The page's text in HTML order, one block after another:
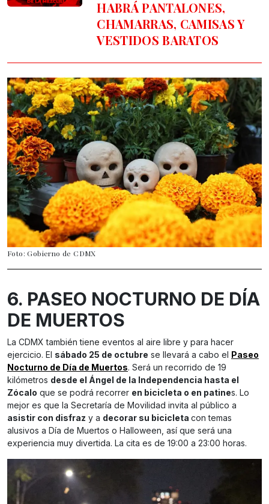
HABRÁ PANTALONES,
CHAMARRAS, CAMISAS Y
VESTIDOS BARATOS
Foto: Gobierno de CDMX
6. PASEO NOCTURNO DE DÍA
DE MUERTOS
La CDMX también tiene eventos al aire libre y para hacer
ejercicio. El sábado 25 de octubre se llevará a cabo el Paseo
Nocturno de Día de Muertos. Será un recorrido de 19
kilómetros desde el Ángel de la Independencia hasta el
Zócalo que se podrá recorrer en bicicleta o en patines. Lo
mejor es que la Secretaría de Movilidad invita al público a
asistir con disfraz y a decorar su bicicleta con temas
alusivos a Día de Muertos o Halloween, así que será una
experiencia muy divertida. La cita es de 19:00 a 23:00 horas.